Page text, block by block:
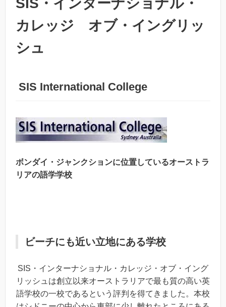
SIS・インターナショナル・
カレッジ オブ・イングリッ
シュ
SIS International College
ボンダイ・ジャンクションに位置しているオーストラ
リアの語学学校
ビーチにも近い立地にある学校
SIS・インターナショナル・カレッジ・オブ・イング
リッシュは創立以来オーストラリアで最も質の高い英
語学校の一校であるという評判を得てきました。本校